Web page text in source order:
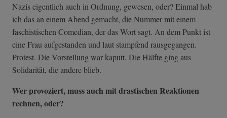
Nazis eigentlich auch in Ordnung, gewesen, oder? Einmal hab
ich das an einem Abend gemacht, die Nummer mit einem
faschistischen Comedian, der das Wort sagt. An dem Punkt ist
eine Frau aufgestanden und laut stampfend rausgegangen.
Protest. Die Vorstellung war kaputt. Die Hälfte ging aus
Solidarität, die andere blieb.
Wer provoziert, muss auch mit drastischen Reaktionen
rechnen, oder?